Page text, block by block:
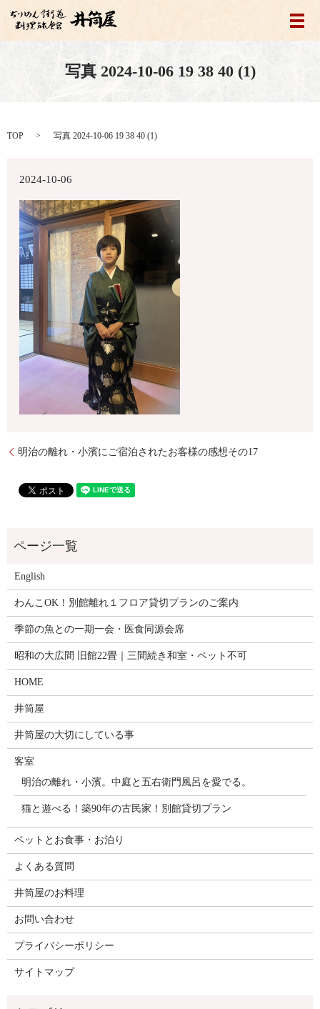
メ
写真 2024-10-06 19 38 40 (1)
TOP 写真 2024-10-06 19 38 40 (1)
2024-10-06
明治の離れ・小濱にご宿泊されたお客様の感想その17
English
わんこOK！別館離れ１フロア貸切プランのご案内
季節の魚との一期一会・医食同源会席
昭和の大広間 旧館22畳｜三間続き和室・ペット不可
HOME
井筒屋
井筒屋の大切にしている事
客室
明治の離れ・小濱。中庭と五右衛門風呂を愛でる。
猫と遊べる！築90年の古民家！別館貸切プラン
ペットとお食事・お泊り
よくある質問
井筒屋のお料理
お問い合わせ
プライバシーポリシー
サイトマップ